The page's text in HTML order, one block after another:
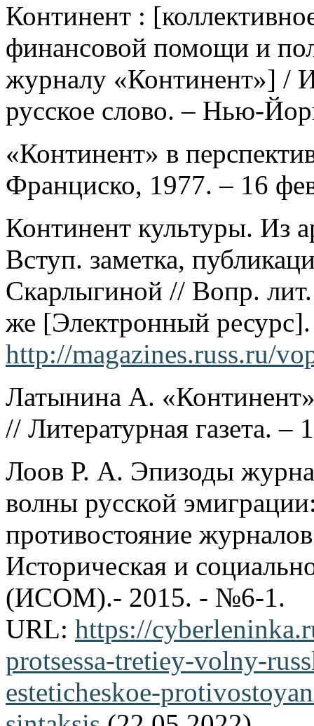
Континент :
финансовой помощи и
журналу «Континент»] /
русское слово. – Нью-
«Континент» в
Франциско, 1977. – 16
Континент культуры. Из
Вступ. заметка,
Скарлыгиной // Вопр.
же [Электронный
http://magazines.russ.ru/
Латынина А.
// Литературная газета.
Лоов Р. А. Эпизоды
волны русской
противостояние
Историческая и
(ИСОМ).- 2015. - №6-1.
URL: https://
protsessa-tretiey-volny-
esteticheskoe-